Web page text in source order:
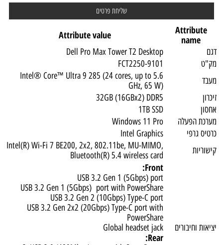
Attribute
name
Attribute value
Dell Pro Max Tower T2 Desktop
FCT2250-9101
Intel® Core™ Ultra 9 285 (24 cores, up to 5.6
GHz, 65 W)
32GB (16GBx2) DDR5
1TB SSD
הפעלה
Windows 11 Pro
גרפי
Intel Graphics
Intel(R) Wi-Fi 7 BE200, 2x2, 802.11be, MU-MIMO,
Bluetooth(R) 5.4 wireless card
וחיבורים
Front:
USB 3.2 Gen 1 (5Gbps) port
USB 3.2 Gen 1 (5Gbps) port with PowerShare
USB 3.2 Gen 2 (10Gbps) Type-C port
USB 3.2 Gen 2x2 (20Gbps) Type-C port with
PowerShare
Global headset jack
Rear: